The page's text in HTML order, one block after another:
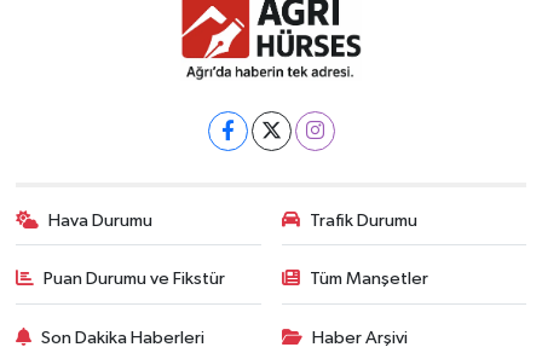
Hava Durumu Trafik Durumu
Puan Durumu ve Fikstür Tüm Manşetler
Son Dakika Haberleri Haber Arşivi